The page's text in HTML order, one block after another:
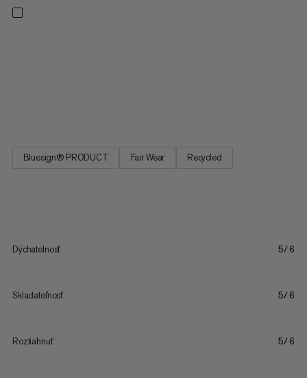
Bluesign® PRODUCT Fair Wear Recycled
Dýchatelnosť 5/6
Skladateľnosť 5/6
Roztiahnuť 5/6